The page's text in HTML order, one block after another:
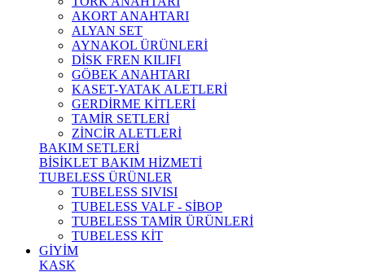
AKORT ANAHTARI
ALYAN SET
AYNAKOL ÜRÜNLERİ
DİSK FREN KILIFI
GÖBEK ANAHTARI
KASET-YATAK ALETLERİ
GERDİRME KİTLERİ
TAMİR SETLERİ
ZİNCİR ALETLERİ
BAKIM SETLERİ
BİSİKLET BAKIM HİZMETİ
TUBELESS ÜRÜNLER
TUBELESS SIVISI
TUBELESS VALF - SİBOP
TUBELESS TAMİR ÜRÜNLERİ
TUBELESS KİT
GİYİM
KASK